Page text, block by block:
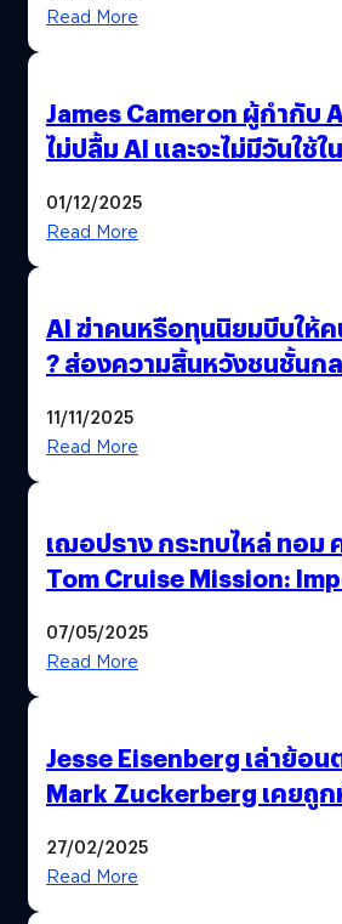
Read More
James Cameron ผู้กำกับ
ไม่ปลื้ม AI และจะไม่มีวันใช้ใ
01/12/2025
Read More
AI ฆ่าคนหรือทุนนิยมบีบให้
? ส่องความสิ้นหวังชนชั้นกล
11/11/2025
Read More
เฌอปราง กระทบไหล่ ทอม
Tom Cruise Mission:
Premiere
07/05/2025
Read More
Jesse Eisenberg เล่าย้อ
Mark Zuckerberg เคยถูก
27/02/2025
Read More